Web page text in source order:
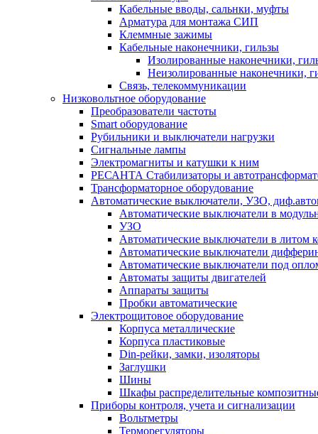
Кабельные вводы, сальнки, муфты
Арматура для монтажа СИП
Клеммные зажимы
Кабельные наконечники, гильзы
Изолированные наконечники,
Неизолированные наконечники,
Связь, телекоммуникации
Низковольтное оборудование
Преобразователи частоты
Smart оборудование
Рубильники и выключатели нагрузки
Сигнальные лампы
Электромагниты и катушки к ним
РЕСАНТА Стабилизаторы и
Трансформаторное оборудование
Автоматические выключатели, УЗО,
Автоматические выключатели в
УЗО
Автоматические выключатели в литом
Автоматические выключатели
Автоматические выключатели под
Автоматы защиты двигателей
Аппараты защиты
Пробки автоматические
Электрощитовое оборудование
Корпуса металлические
Корпуса пластиковые
Din-рейки, замки, изоляторы
Заглушки
Шины
Шкафы распределительные
Приборы контроля, учета и сигнализации
Вольтметры
Терморегуляторы